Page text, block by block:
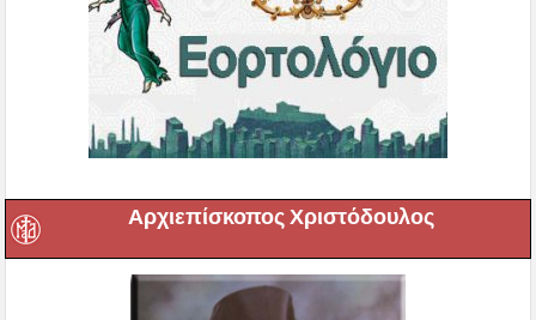
Αρχιεπίσκοπος Χριστόδουλος